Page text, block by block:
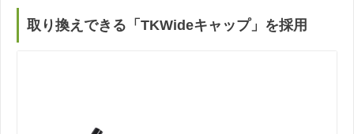
取り換えできる「TKWideキャップ」を採用